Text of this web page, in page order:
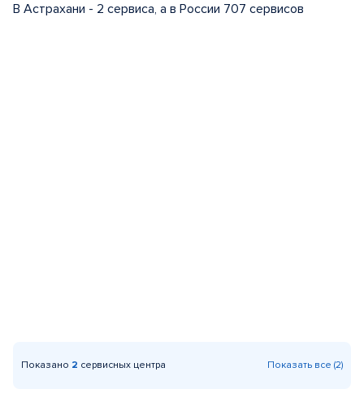
В Астрахани - 2 сервиса, а в России 707 сервисов
Показано 2 сервисных центра Показать все (2)